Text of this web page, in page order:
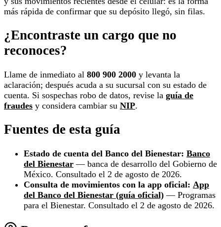
más rápida de confirmar que su depósito llegó, sin filas.
¿Encontraste un cargo que no
reconoces?
Llame de inmediato al 800 900 2000 y levanta la
aclaración; después acuda a su sucursal con su estado de
cuenta. Si sospechas robo de datos, revise la guía de
fraudes y considera cambiar su NIP.
Fuentes de esta guía
Estado de cuenta del Banco del Bienestar: Banco
del Bienestar — banca de desarrollo del Gobierno de
México. Consultado el 2 de agosto de 2026.
Consulta de movimientos con la app oficial: App
del Banco del Bienestar (guía oficial) — Programas
para el Bienestar. Consultado el 2 de agosto de 2026.